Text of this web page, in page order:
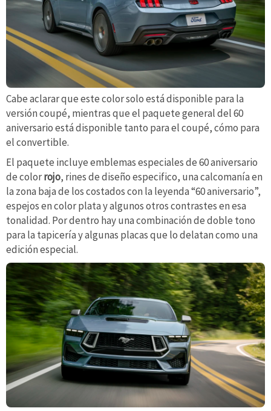
Cabe aclarar que este color solo está disponible para la
versión coupé, mientras que el paquete general del 60
aniversario está disponible tanto para el coupé, cómo para
el convertible.
El paquete incluye emblemas especiales de 60 aniversario
de colorrojo, rines de diseño especifico, una calcomanía en
la zona baja de los costados con la leyenda “60 aniversario”,
espejos en color plata y algunos otros contrastes en esa
tonalidad. Por dentro hay una combinación de doble tono
para la tapicería y algunas placas que lo delatan como una
edición especial.